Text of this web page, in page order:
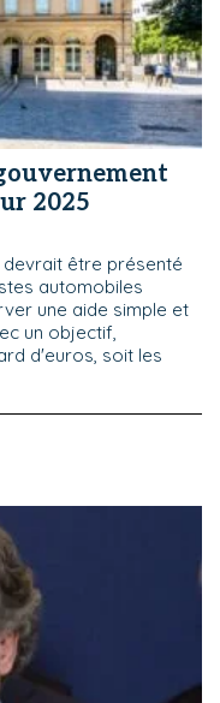
2025
être présenté
automobiles
une aide simple et
un objectif,
d'euros, soit les